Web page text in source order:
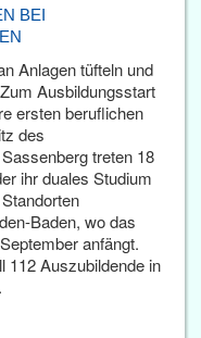
BEI
Anlagen tüfteln und
Ausbildungsstart
ersten beruflichen
des
treten 18
ihr duales Studium
Baden, wo das
anfängt.
112 Auszubildende in